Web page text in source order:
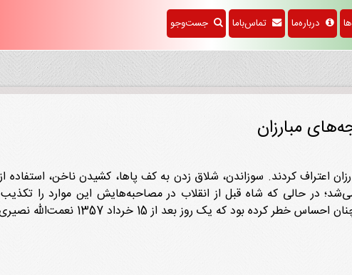
درباره‌ما تماس‌باما جست‌وجو
مبارزان
اعتراف کردند. سوزاندن، شلاق زدن به کف پاها، کشیدن ناخن،‌ استفاده
در حالی که شاه قبل از انقلاب در مصاحبه‌هایش این موارد را تکذیب